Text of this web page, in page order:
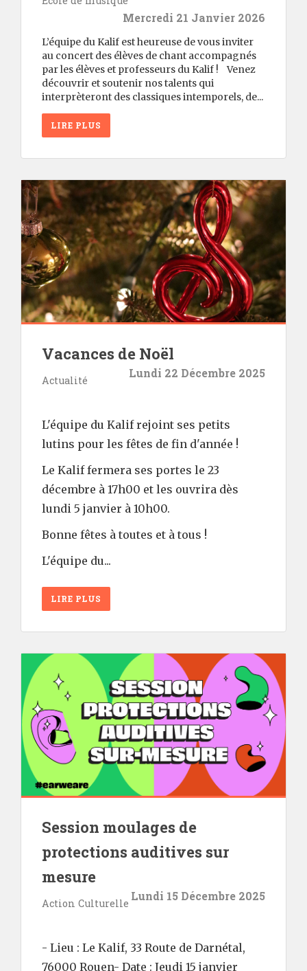
Mercredi 21 Janvier 2026
L’équipe du Kalif est heureuse de vous inviter
au concert des élèves de chant accompagnés
par les élèves et professeurs du Kalif ! Venez
découvrir et soutenir nos talents qui
interprèteront des classiques intemporels, de...
LIRE PLUS
Vacances de Noël
Actualité
Lundi 22 Décembre 2025
L'équipe du Kalif rejoint ses petits
lutins pour les fêtes de fin d'année !
Le Kalif fermera ses portes le 23
décembre à 17h00 et les ouvrira dès
lundi 5 janvier à 10h00.
Bonne fêtes à toutes et à tous !
L'équipe du...
LIRE PLUS
Session moulages de
protections auditives sur
mesure
Action Culturelle
Lundi 15 Décembre 2025
- Lieu : Le Kalif, 33 Route de Darnétal,
76000 Rouen- Date : Jeudi 15 janvier